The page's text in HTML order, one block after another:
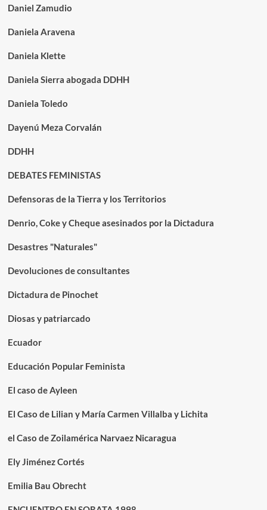
Daniel Zamudio
Daniela Aravena
Daniela Klette
Daniela Sierra abogada DDHH
Daniela Toledo
Dayenú Meza Corvalán
DDHH
DEBATES FEMINISTAS
Defensoras de la Tierra y los Territorios
Denrio, Coke y Cheque asesinados por la Dictadura
Desastres "Naturales"
Devoluciones de consultantes
Dictadura de Pinochet
Diosas y patriarcado
Ecuador
Educación Popular Feminista
El caso de Ayleen
El Caso de Lilian y María Carmen Villalba y Lichita
el Caso de Zoilamérica Narvaez Nicaragua
Ely Jiménez Cortés
Emilia Bau Obrecht